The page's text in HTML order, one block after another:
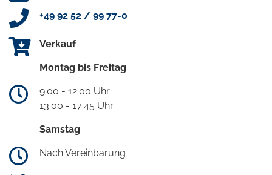
+49 92 52 / 99 77-0
Verkauf
Montag bis Freitag
9:00 - 12:00 Uhr
13:00 - 17:45 Uhr
Samstag
Nach Vereinbarung